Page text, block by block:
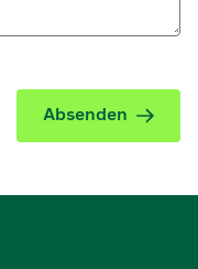
Absenden